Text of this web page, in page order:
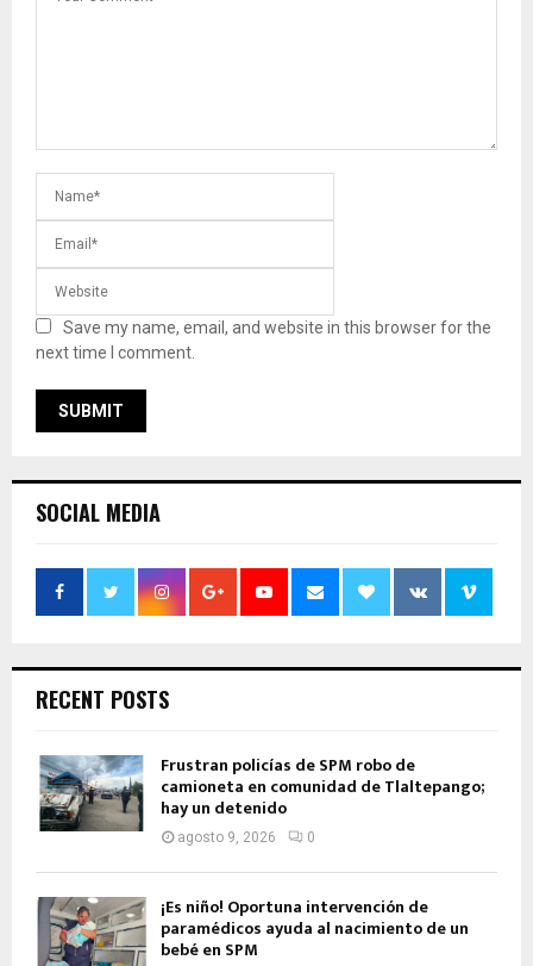
Save my name, email, and website in this browser for the
next time I comment.
SOCIAL MEDIA
RECENT POSTS
Frustran policías de SPM robo de
camioneta en comunidad de Tlaltepango;
hay un detenido
agosto 9, 2026 0
¡Es niño! Oportuna intervención de
paramédicos ayuda al nacimiento de un
bebé en SPM